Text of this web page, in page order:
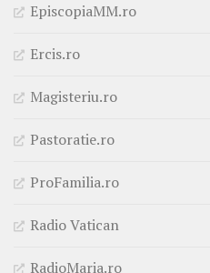
EpiscopiaMM.ro
Ercis.ro
Magisteriu.ro
Pastoratie.ro
ProFamilia.ro
Radio Vatican
RadioMaria.ro